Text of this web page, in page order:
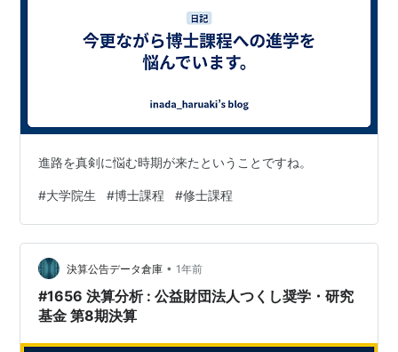
進路を真剣に悩む時期が来たということですね。
#大学院生 #博士課程 #修士課程
決算公告データ倉庫 • 1年前
#1656 決算分析 : 公益財団法人つくし奨学・研究
基金 第8期決算